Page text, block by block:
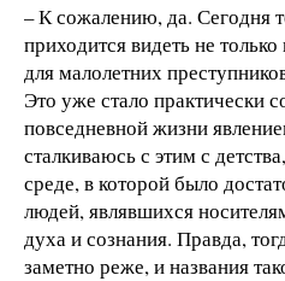
– К сожалению, да. Сегодня
приходится видеть не
для малолетних
Это уже стало практически
повседневной жизни
сталкиваюсь с этим с
среде, в которой было
людей, являвшихся
духа и сознания. Правда,
заметно реже, и названия